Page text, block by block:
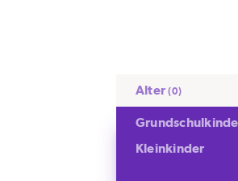
Alter(0)
Kleinkinder